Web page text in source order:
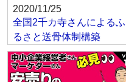
2020/11/25
全国2千カ寺さんによるふ
るさと送骨体制構築